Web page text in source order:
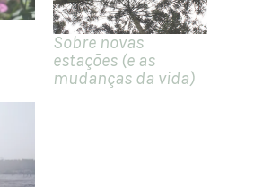
Sobre novas
estações (e as
mudanças da vida)